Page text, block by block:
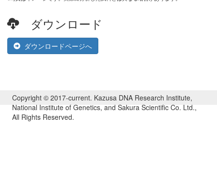
ダウンロード
ダウンロードページへ
Copyright © 2017-current. Kazusa DNA Research Institute,
National Institute of Genetics, and Sakura Scientific Co. Ltd.,
All Rights Reserved.